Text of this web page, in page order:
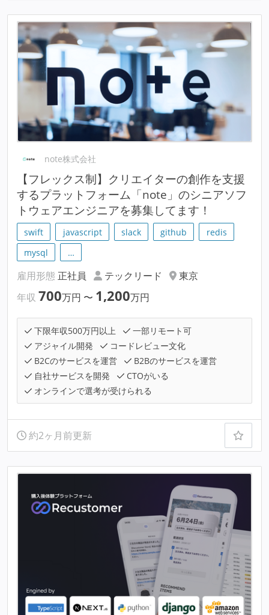
note株式会社
【フレックス制】クリエイターの創作を支援
するプラットフォーム「note」のシニアソフ
トウェアエンジニアを募集してます！
swift javascript slack github
redis
mysql
…
雇用形態 正社員 テックリード
東京
年収 700万円 〜 1,200万円
下限年収500万円以上
一部リモート可
アジャイル開発
コードレビュー文化
B2Cのサービスを運営
B2Bのサービスを運営
自社サービスを開発
CTOがいる
オンラインで選考が受けられる
約2ヶ月前更新